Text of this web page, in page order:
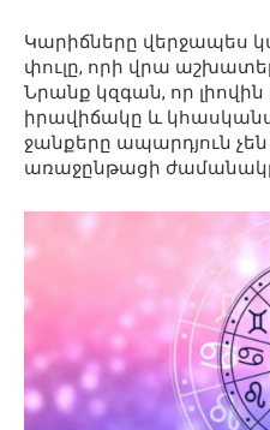
Կարիճները վերջապես
փուլը, որի վրա
Նրանք կզգան, որ
իրավիճակը և
ջանքերը ապարդյուն չեն
առաջընթացի ժամանակը